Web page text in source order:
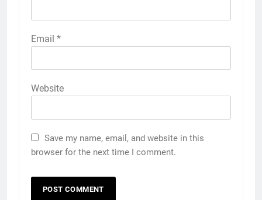
Email *
Website
Save my name, email, and website in this
browser for the next time I comment.